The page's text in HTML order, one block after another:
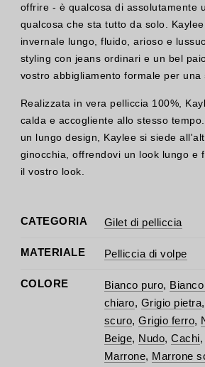
offrire - è qualcosa di assolutamente
qualcosa che sta tutto da solo.
invernale lungo, fluido, arioso e
styling con jeans ordinari e un bel
vostro abbigliamento formale per una
Realizzata in vera pelliccia 100%,
calda e accogliente allo stesso
un lungo design, Kaylee si siede
ginocchia, offrendovi un look lungo e
il vostro look.
CATEGORIA Gilet di pelliccia
MATERIALE Pelliccia di volpe
COLORE Bianco puro,
chiaro, Grigio pietra,
scuro, Grigio ferro,
Beige, Nudo, Cachi,
Marrone, Marrone